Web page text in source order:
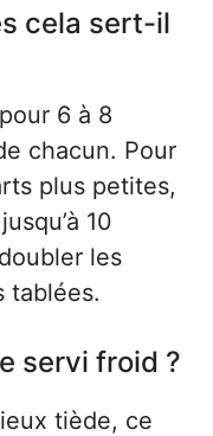
cela sert-il
6 à 8
chacun. Pour
plus petites,
10
les
tablées.
servi froid ?
tiède, ce